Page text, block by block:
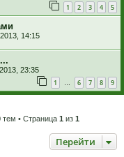
1 2 3 4 5
14:15
23:35
1 … 6 7 8 9
тем • Страница 1 из 1
Перейти